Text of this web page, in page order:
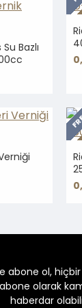
Bazlı
2-
abone ol,
olarak
haberdar